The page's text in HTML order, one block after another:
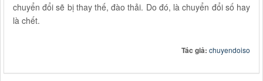
chuyển đổi sẽ bị thay thế, đào thải. Do đó, là chuyển đổi số hay
là chết.
Tác giả: chuyendoiso